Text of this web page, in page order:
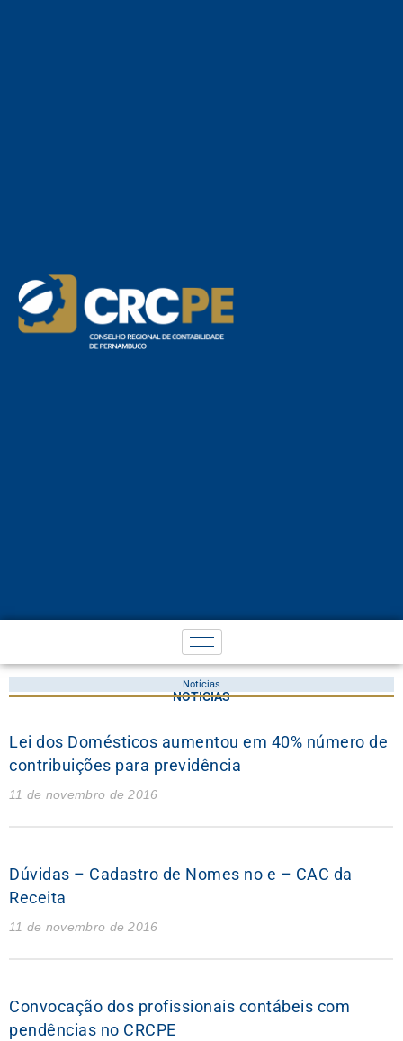
NOTÍCIAS
Notícias
Lei dos Domésticos aumentou em 40% número de
contribuições para previdência
11 de novembro de 2016
Dúvidas – Cadastro de Nomes no e – CAC da
Receita
11 de novembro de 2016
Convocação dos profissionais contábeis com
pendências no CRCPE